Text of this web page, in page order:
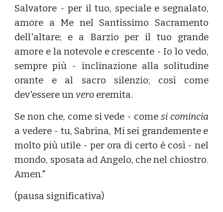
Salvatore - per il tuo, speciale e segnalato,
amore a Me nel Santissimo Sacramento
dell'altare; e a Barzio per il tuo grande
amore e la notevole e crescente - Io lo vedo,
sempre più - inclinazione alla solitudine
orante e al sacro silenzio; così come
dev'essere unvero eremita.
Se non che, come si vede - come si comincia
a vedere - tu, Sabrina, Mi sei grandemente e
molto più utile - per ora di certo è così - nel
mondo, sposata ad Angelo, che nel chiostro.
Amen."
(pausa significativa)